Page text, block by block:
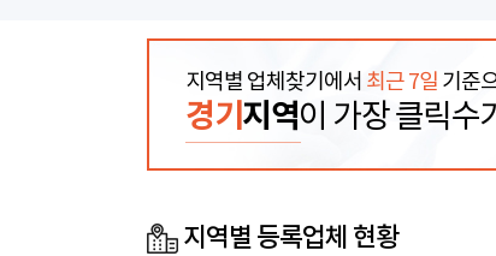
지역별 업체찾기에서 최근 7일 기준
경기 지역이 가장 클릭수
지역별 등록업체 현황